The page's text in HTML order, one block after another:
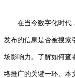
在当今数字化时代
发布的信息是否被搜索
场影响力。了解如何查
络推广的关键一环。本